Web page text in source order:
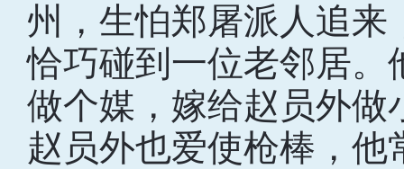
州，生怕郑屠派人追
恰巧碰到一位老邻居。
做个媒，嫁给赵员外做
赵员外也爱使枪棒，